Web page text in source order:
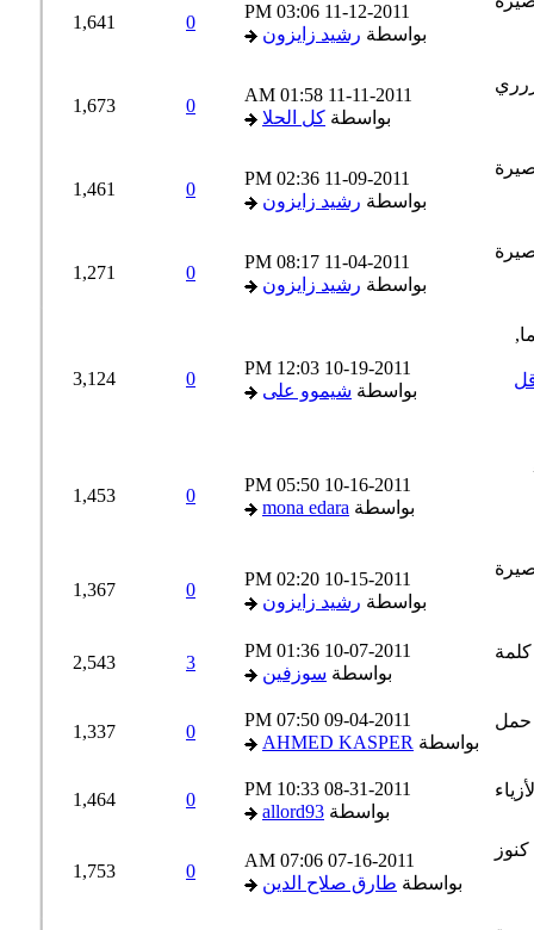
11-12-2011
03:06 PM
بواسطةرشيد زايزون
1,641
11-11-2011
01:58 AM
بواسطةكل الحلا
1,673
11-09-2011
02:36 PM
بواسطةرشيد زايزون
1,461
11-04-2011
08:17 PM
بواسطةرشيد زايزون
1,271
10-19-2011
12:03 PM
بواسطةشيموو على
3,124
10-16-2011
05:50 PM
بواسطةmona edara
1,453
10-15-2011
02:20 PM
بواسطةرشيد زايزون
1,367
10-07-2011
01:36 PM
بواسطةسوزفين
2,543
09-04-2011
07:50 PM
بواسطةAHMED KASPER
1,337
08-31-2011
10:33 PM
بواسطةallord93
1,464
07-16-2011
07:06 AM
بواسطةطارق صلاح الدين
1,753